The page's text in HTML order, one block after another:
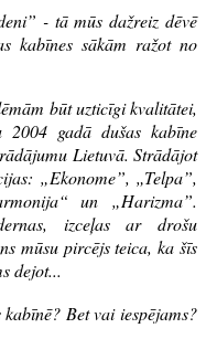
- tā mūs dažreiz dēvē
kabīnes sākām ražot no
būt uzticīgi kvalitātei,
gadā dušas kabīne
Lietuvā. Strādājot
„Ekonome”, „Telpa”,
un „Harizma”.
izceļas ar drošu
mūsu pircējs teica, ka šīs
dejot...
Bet vai iespējams?